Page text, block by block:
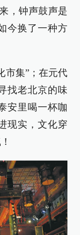
，钟声鼓声是
今换了一种方
市集”；在元代
找老北京的味
安里喝一杯咖
现实，文化穿